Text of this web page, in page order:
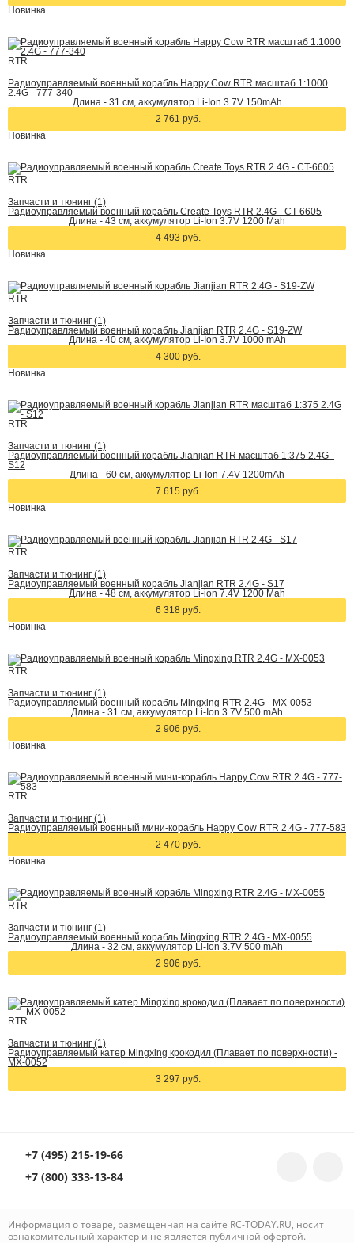
Новинка
RTR
Радиоуправляемый военный корабль Happy Cow RTR масштаб 1:1000
2.4G - 777-340
Длина - 31 см, аккумулятор Li-Ion 3.7V 150mAh
2 761 руб.
Новинка
RTR
Запчасти и тюнинг (1)
Радиоуправляемый военный корабль Create Toys RTR 2.4G - CT-6605
Длина - 43 см, аккумулятор Li-Ion 3.7V 1200 Mah
4 493 руб.
Новинка
RTR
Запчасти и тюнинг (1)
Радиоуправляемый военный корабль Jianjian RTR 2.4G - S19-ZW
Длина - 40 см, аккумулятор Li-Ion 3.7V 1000 mAh
4 300 руб.
Новинка
RTR
Запчасти и тюнинг (1)
Радиоуправляемый военный корабль Jianjian RTR масштаб 1:375 2.4G -
S12
Длина - 60 см, аккумулятор Li-Ion 7.4V 1200mAh
7 615 руб.
Новинка
RTR
Запчасти и тюнинг (1)
Радиоуправляемый военный корабль Jianjian RTR 2.4G - S17
Длина - 48 см, аккумулятор Li-ion 7.4V 1200 Mah
6 318 руб.
Новинка
RTR
Запчасти и тюнинг (1)
Радиоуправляемый военный корабль Mingxing RTR 2.4G - MX-0053
Длина - 31 см, аккумулятор Li-Ion 3.7V 500 mAh
2 906 руб.
Новинка
RTR
Запчасти и тюнинг (1)
Радиоуправляемый военный мини-корабль Happy Cow RTR 2.4G - 777-583
2 470 руб.
Новинка
RTR
Запчасти и тюнинг (1)
Радиоуправляемый военный корабль Mingxing RTR 2.4G - MX-0055
Длина - 32 см, аккумулятор Li-Ion 3.7V 500 mAh
2 906 руб.
RTR
Запчасти и тюнинг (1)
Радиоуправляемый катер Mingxing крокодил (Плавает по поверхности) -
MX-0052
3 297 руб.
+7 (495) 215-19-66
+7 (800) 333-13-84
Информация о товаре, размещённая на сайте RC-TODAY.RU, носит
ознакомительный характер и не является публичной офертой.